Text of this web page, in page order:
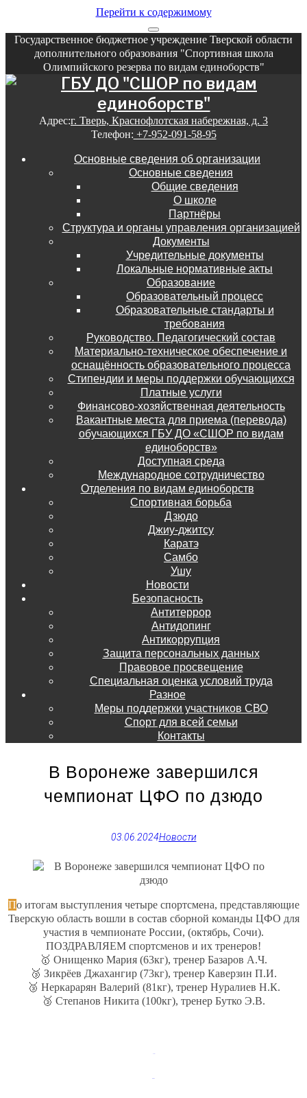
Перейти к содержимому
Государственное бюджетное учреждение Тверской области
дополнительного образования "Спортивная школа
Олимпийского резерва по видам единоборств"
Адрес:г. Тверь, Краснофлотская набережная, д. 3
Телефон: +7-952-091-58-95
Основные сведения об организации
Основные сведения
Общие сведения
О школе
Партнёры
Структура и органы управления организацией
Документы
Учредительные документы
Локальные нормативные акты
Образование
Образовательный процесс
Образовательные стандарты и
требования
Руководство. Педагогический состав
Материально-техническое обеспечение и
оснащённость образовательного процесса
Стипендии и меры поддержки обучающихся
Платные услуги
Финансово-хозяйственная деятельность
Вакантные места для приема (перевода)
обучающихся ГБУ ДО «СШОР по видам
единоборств»
Доступная среда
Международное сотрудничество
Отделения по видам единоборств
Спортивная борьба
Дзюдо
Джиу-джитсу
Каратэ
Самбо
Ушу
Новости
Безопасность
Антитеррор
Антидопинг
Антикоррупция
Защита персональных данных
Правовое просвещение
Специальная оценка условий труда
Разное
Меры поддержки участников СВО
Спорт для всей семьи
Контакты
В Воронеже завершился
чемпионат ЦФО по дзюдо
03.06.2024Новости
По итогам выступления четыре спортсмена, представляющие
Тверскую область вошли в состав сборной команды ЦФО для
участия в чемпионате России, (октябрь, Сочи).
ПОЗДРАВЛЯЕМ спортсменов и их тренеров!
🥇 Онищенко Мария (63кг), тренер Базаров А.Ч.
🥉 Зикрёев Джахангир (73кг), тренер Каверзин П.И.
🥉 Неркарарян Валерий (81кг), тренер Нуралиев Н.К.
🥉 Степанов Никита (100кг), тренер Бутко Э.В.